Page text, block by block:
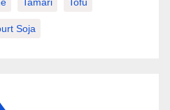
Tamari Tofu
Soja